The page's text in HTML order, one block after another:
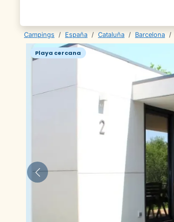
Campings / España / Cataluña / Barcelona /
Playa cercana
Anterior